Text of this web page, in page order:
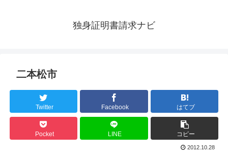
独身証明書請求ナビ
二本松市
Twitter Facebook はてブ
Pocket LINE コピー
2012.10.28